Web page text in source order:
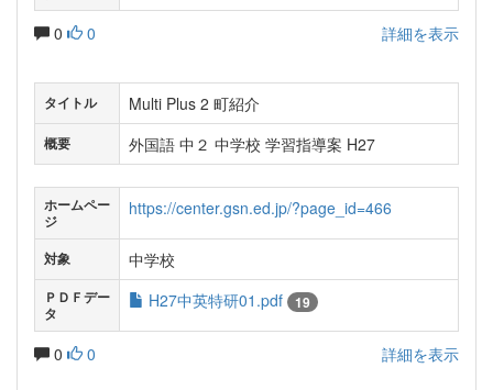
0 0 詳細を表示
タイトル Multi Plus 2 町紹介
概要 外国語 中２ 中学校 学習指導案 H27
ホームペー
ジ
https://center.gsn.ed.jp/?page_id=466
対象 中学校
ＰＤＦデー
タ
H27中英特研01.pdf 19
0 0 詳細を表示